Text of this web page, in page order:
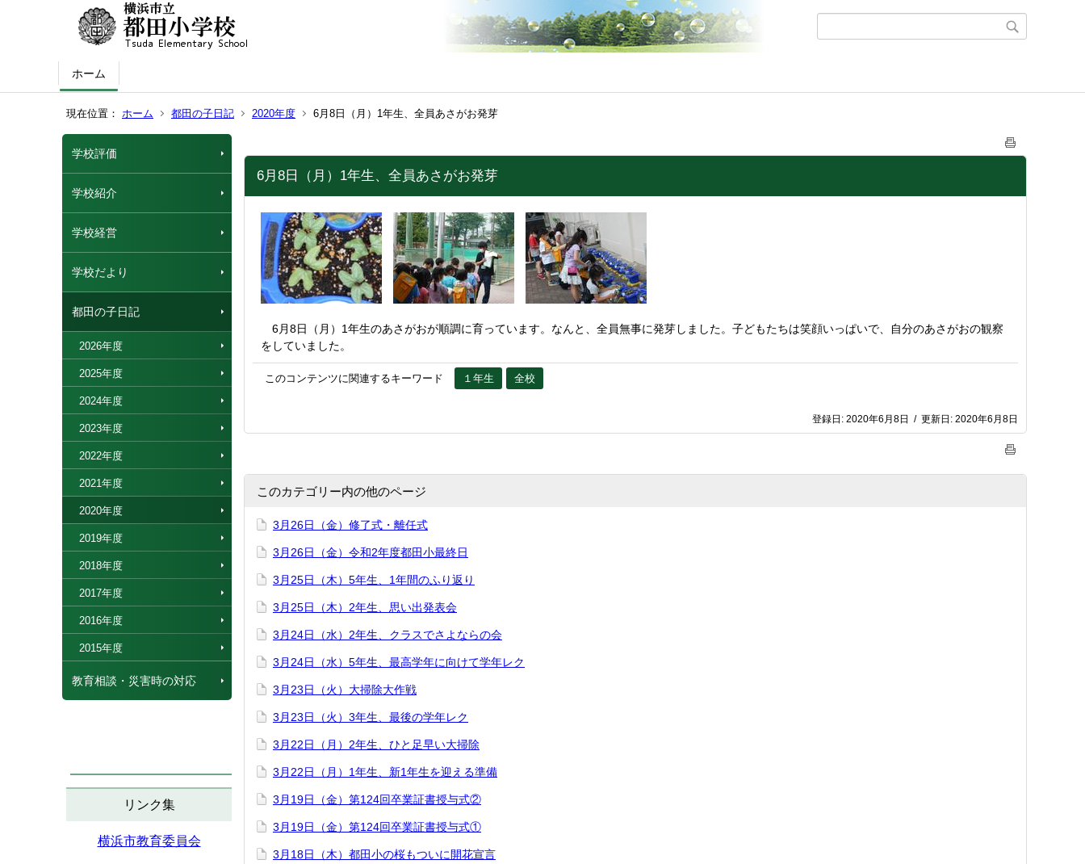
ホーム
現在位置： ホーム 都田の子日記 2020年度 6月8日（月）1年生、全員あさがお発芽
学校評価
学校紹介
学校経営
学校だより
都田の子日記
2026年度
2025年度
2024年度
2023年度
2022年度
2021年度
2020年度
2019年度
2018年度
2017年度
2016年度
2015年度
教育相談・災害時の対応
リンク集
横浜市教育委員会
6月8日（月）1年生、全員あさがお発芽
6月8日（月）1年生のあさがおが順調に育っています。なんと、全員無事に発芽しました。子どもたちは笑顔いっぱいで、自分のあさがおの観察
をしていました。
このコンテンツに関連するキーワード １年生 全校
登録日: 2020年6月8日 / 更新日: 2020年6月8日
このカテゴリー内の他のページ
3月26日（金）修了式・離任式
3月26日（金）令和2年度都田小最終日
3月25日（木）5年生、1年間のふり返り
3月25日（木）2年生、思い出発表会
3月24日（水）2年生、クラスでさよならの会
3月24日（水）5年生、最高学年に向けて学年レク
3月23日（火）大掃除大作戦
3月23日（火）3年生、最後の学年レク
3月22日（月）2年生、ひと足早い大掃除
3月22日（月）1年生、新1年生を迎える準備
3月19日（金）第124回卒業証書授与式②
3月19日（金）第124回卒業証書授与式①
3月18日（木）都田小の桜もついに開花宣言